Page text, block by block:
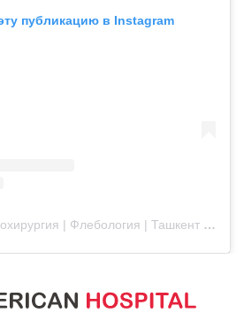
публикацию в Instagram
Публикация от Кардиохирургия | Флебология | Ташкент (@americanhospital.uz)